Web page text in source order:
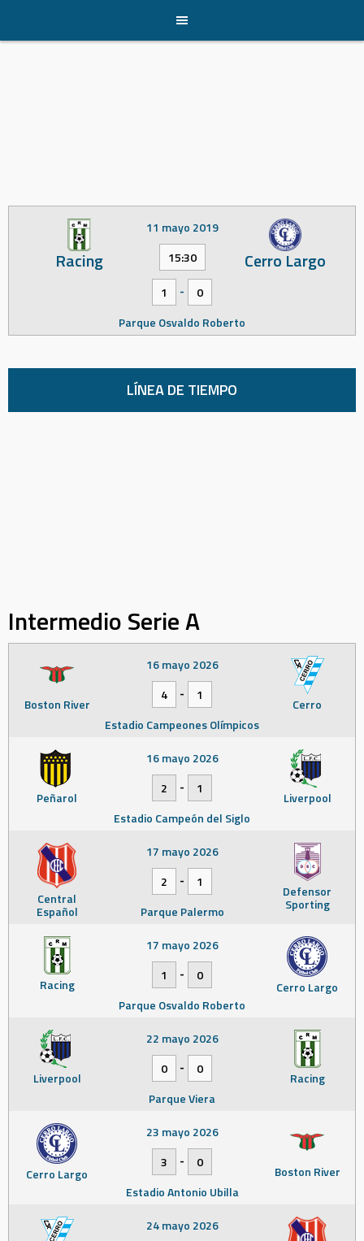
content
Racing Cerro Largo
11 mayo 2019
15:30
1 -
0
Parque Osvaldo Roberto
LÍNEA DE TIEMPO
Intermedio Serie A
Boston River Cerro
16 mayo 2026
4
-
1
Estadio Campeones Olímpicos
Peñarol Liverpool
16 mayo 2026
2
-
1
Estadio Campeón del Siglo
Central
Español
Defensor
Sporting
17 mayo 2026
2
-
1
Parque Palermo
Racing Cerro Largo
17 mayo 2026
1
-
0
Parque Osvaldo Roberto
Liverpool Racing
22 mayo 2026
0
-
0
Parque Viera
Cerro Largo Boston River
23 mayo 2026
3
-
0
Estadio Antonio Ubilla
24 mayo 2026